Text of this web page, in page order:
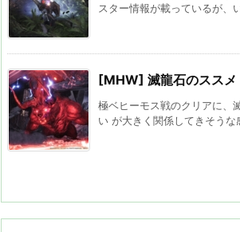
スター情報が載っているが、
[MHW] 滅龍石のススメ
極ベヒーモス戦のクリアに、
い が大きく関係してきそうな